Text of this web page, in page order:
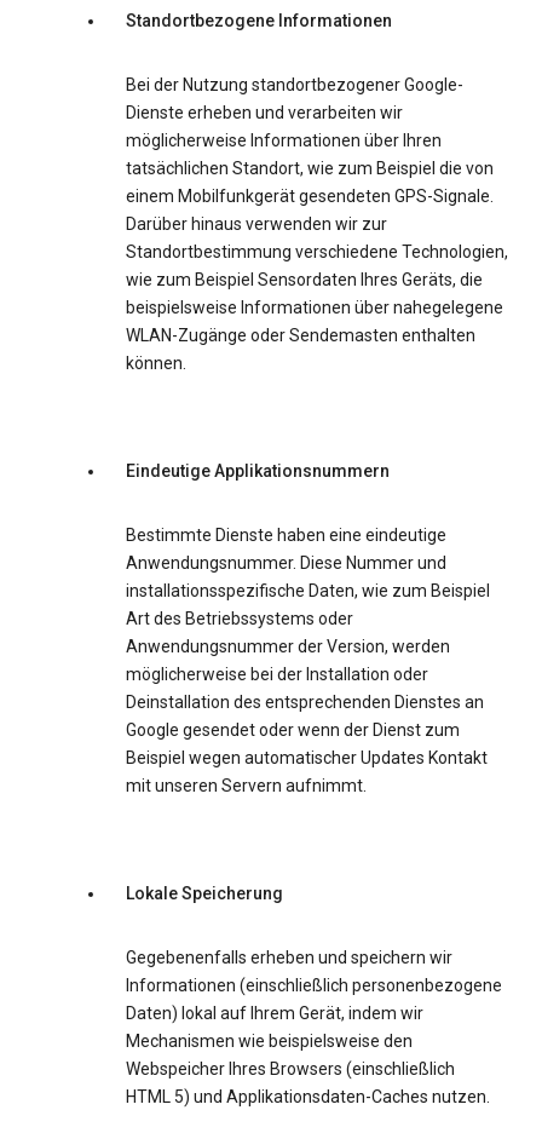
Standortbezogene Informationen
Bei der Nutzung standortbezogener Google-
Dienste erheben und verarbeiten wir
möglicherweise Informationen über Ihren
tatsächlichen Standort, wie zum Beispiel die von
einem Mobilfunkgerät gesendeten GPS-Signale.
Darüber hinaus verwenden wir zur
Standortbestimmung verschiedene Technologien,
wie zum Beispiel Sensordaten Ihres Geräts, die
beispielsweise Informationen über nahegelegene
WLAN-Zugänge oder Sendemasten enthalten
können.
Eindeutige Applikationsnummern
Bestimmte Dienste haben eine eindeutige
Anwendungsnummer. Diese Nummer und
installationsspezifische Daten, wie zum Beispiel
Art des Betriebssystems oder
Anwendungsnummer der Version, werden
möglicherweise bei der Installation oder
Deinstallation des entsprechenden Dienstes an
Google gesendet oder wenn der Dienst zum
Beispiel wegen automatischer Updates Kontakt
mit unseren Servern aufnimmt.
Lokale Speicherung
Gegebenenfalls erheben und speichern wir
Informationen (einschließlich personenbezogene
Daten) lokal auf Ihrem Gerät, indem wir
Mechanismen wie beispielsweise den
Webspeicher Ihres Browsers (einschließlich
HTML 5) und Applikationsdaten-Caches nutzen.